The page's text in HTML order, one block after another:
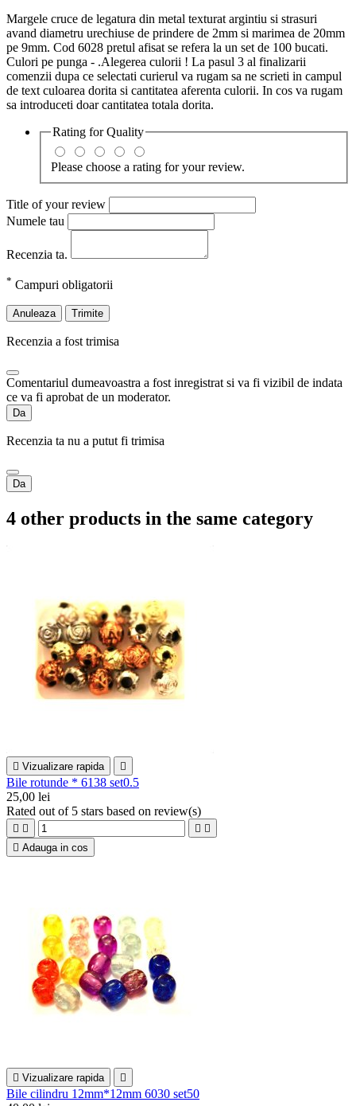
Margele cruce de legatura din metal texturat argintiu si strasuri
avand diametru urechiuse de prindere de 2mm si marimea de 20mm
pe 9mm. Cod 6028 pretul afisat se refera la un set de 100 bucati.
Culori pe punga - .Alegerea culorii ! La pasul 3 al finalizarii
comenzii dupa ce selectati curierul va rugam sa ne scrieti in campul
de text culoarea dorita si cantitatea aferenta culorii. In cos va rugam
sa introduceti doar cantitatea totala dorita.
Rating forQuality
Please choose a rating for your review.
Title of your review
Numele tau
Recenzia ta.
* Campuri obligatorii
Anuleaza Trimite
Recenzia a fost trimisa
Comentariul dumeavoastra a fost inregistrat si va fi vizibil de indata
ce va fi aprobat de un moderator.
Da
Recenzia ta nu a putut fi trimisa
Da
4 other products in the same category
 Vizualizare rapida 
Bile rotunde * 6138 set0.5
25,00 lei
Rated out of 5 stars based on review(s)
   
 Adauga in cos
 Vizualizare rapida 
Bile cilindru 12mm*12mm 6030 set50